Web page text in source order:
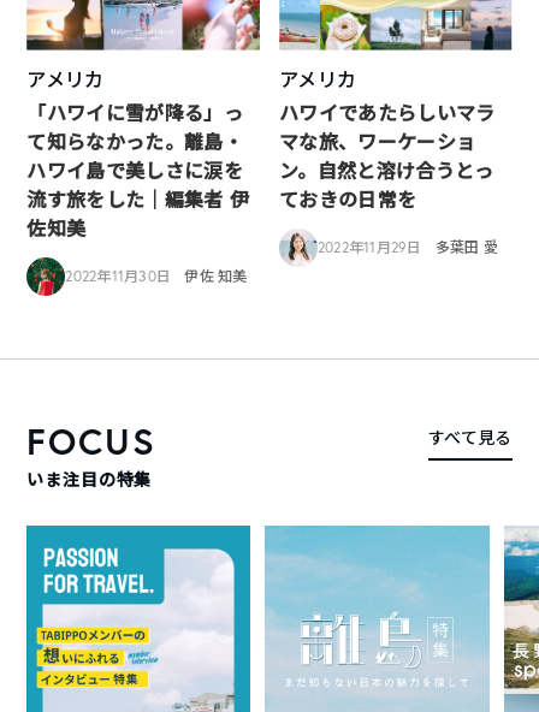
アメリカ
「ハワイに雪が降る」っ
て知らなかった。離島・
ハワイ島で美しさに涙を
流す旅をした｜編集者 伊
佐知美
2022年11月30日 伊佐 知美
アメリカ
ハワイであたらしいマラ
マな旅、ワーケーショ
ン。自然と溶け合うとっ
ておきの日常を
2022年11月29日 多葉田 愛
FOCUS
いま注目の特集
すべて見る